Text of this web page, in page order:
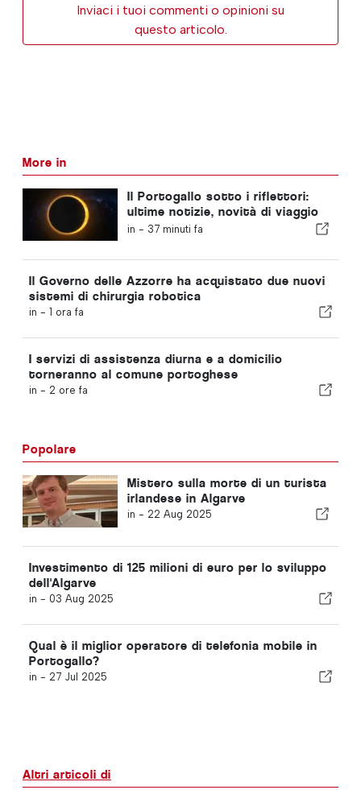
Inviaci i tuoi commenti o opinioni su
questo articolo.
More in
Il Portogallo sotto i riflettori:
ultime notizie, novità di viaggio
e le notizie più importanti che
in - 37 minuti fa
Il Governo delle Azzorre ha acquistato due nuovi
sistemi di chirurgia robotica
in - 1 ora fa
I servizi di assistenza diurna e a domicilio
torneranno al comune portoghese
in - 2 ore fa
Popolare
Mistero sulla morte di un turista
irlandese in Algarve
in - 22 Aug 2025
Investimento di 125 milioni di euro per lo sviluppo
dell'Algarve
in - 03 Aug 2025
Qual è il miglior operatore di telefonia mobile in
Portogallo?
in - 27 Jul 2025
Altri articoli di